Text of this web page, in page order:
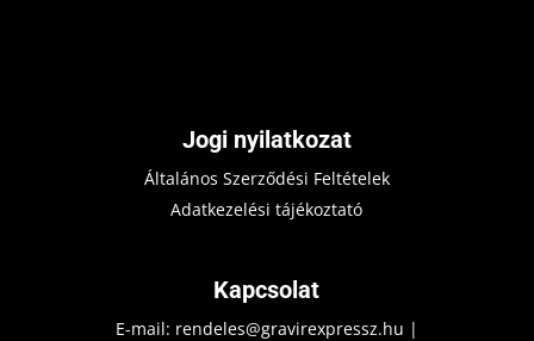
Jogi nyilatkozat
Általános Szerződési Feltételek
Adatkezelési tájékoztató
Kapcsolat
E-mail: rendeles@gravirexpressz.hu |